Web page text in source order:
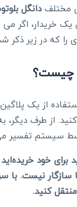
مختلفدانگل
یک خریدار، اگر
را که در زیر ذکر
چیست؟
از طرف دیگر،
سیستم تفسیر
کنید.